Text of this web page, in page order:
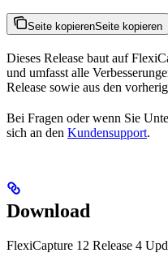
Seite kopierenSeite kopieren
Dieses Release baut auf
und umfasst alle
Release sowie aus den
Bei Fragen oder wenn Sie
sich an den Kundensupport.
Download
FlexiCapture 12 Release 4